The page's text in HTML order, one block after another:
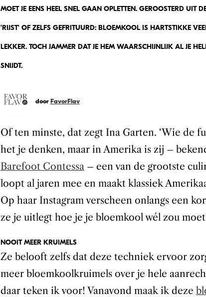
MOET JE EENS HEEL SNEL GAAN OPLETTEN. GEROOSTERD UIT
‘RIJST’ OF ZELFS GEFRITUURD: BLOEMKOOL IS HARTSTIKKE
LEKKER. TOCH JAMMER DAT JE HEM WAARSCHIJNLIJK AL JE
SNIJDT.
door FavorFlav
Of ten minste, dat zegt Ina Garten. ‘Wie de
het je denken, maar in Amerika is zij –
Barefoot Contessa– een van de grootste
loopt al jaren mee en maakt klassiek
Op haar Instagram verscheen onlangs een
ze je uitlegt hoe je je bloemkool wél zou
NOOIT MEER KRUIMELS
Ze belooft zelfs dat deze techniek ervoor
meer bloemkoolkruimels over je hele
daar teken ik voor! Vanavond maak ik deze